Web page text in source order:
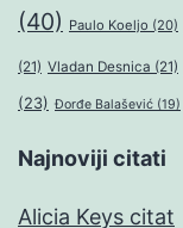
(40) Paulo Koeljo (20)
(21) Vladan Desnica (21)
(23) Đorđe Balašević (19)
Najnoviji citati
Alicia Keys citat